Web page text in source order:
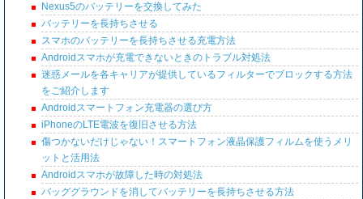
Nexus5のバッテリーを交換してみた
バッテリーを長持ちさせる
スマホのバッテリーを長持ちさせる充電方法
Androidスマホが充電できないときのトラブル対処法
迷惑メールを各キャリアが提供しているフィルターでブロックする方法
をご紹介します
Androidスマートフォン充電器の選び方
iPhoneのLTE電波を復旧させる方法
傷つかないだけじゃない！スマートフォン液晶保護フィルムを使うメリ
ットと活用法
Androidスマホが故障した時の対処法
バッググラウンドを消してバッテリーを長持ちさせる方法